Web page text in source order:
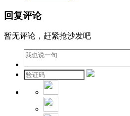
回复评论
暂无评论，赶紧抢沙发吧